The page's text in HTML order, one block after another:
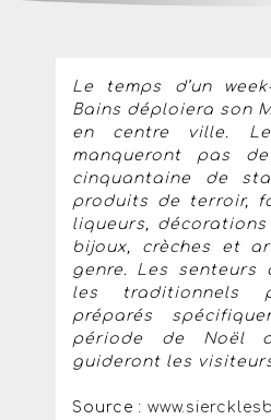
Le temps d’un
Bains déploiera son
en centre ville.
manqueront pas
cinquantaine de
produits de terroir,
liqueurs, décorations
bijoux, crèches et
genre. Les senteurs
les traditionnels
préparés
période de Noël
guideront les
Source :